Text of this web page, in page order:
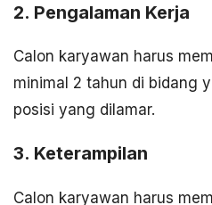
2. Pengalaman Kerja
Calon karyawan harus
minimal 2 tahun di bidang
posisi yang dilamar.
3. Keterampilan
Calon karyawan harus